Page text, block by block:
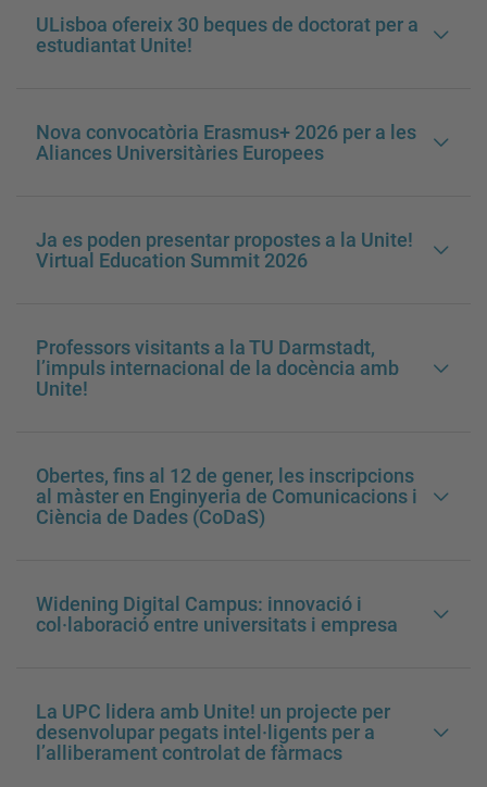
ULisboa ofereix 30 beques de doctorat per a
estudiantat Unite!
Nova convocatòria Erasmus+ 2026 per a les
Aliances Universitàries Europees
Ja es poden presentar propostes a la Unite!
Virtual Education Summit 2026
Professors visitants a la TU Darmstadt,
l’impuls internacional de la docència amb
Unite!
Obertes, fins al 12 de gener, les inscripcions
al màster en Enginyeria de Comunicacions i
Ciència de Dades (CoDaS)
Widening Digital Campus: innovació i
col·laboració entre universitats i empresa
La UPC lidera amb Unite! un projecte per
desenvolupar pegats intel·ligents per a
l’alliberament controlat de fàrmacs